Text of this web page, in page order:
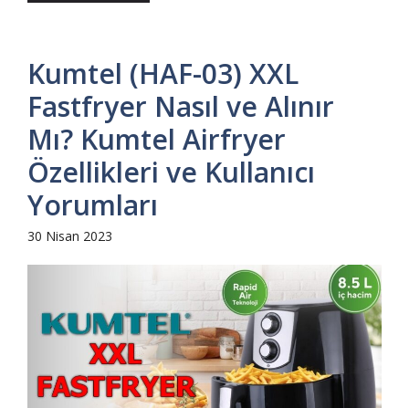
Kumtel (HAF-03) XXL
Fastfryer Nasıl ve Alınır
Mı? Kumtel Airfryer
Özellikleri ve Kullanıcı
Yorumları
30 Nisan 2023